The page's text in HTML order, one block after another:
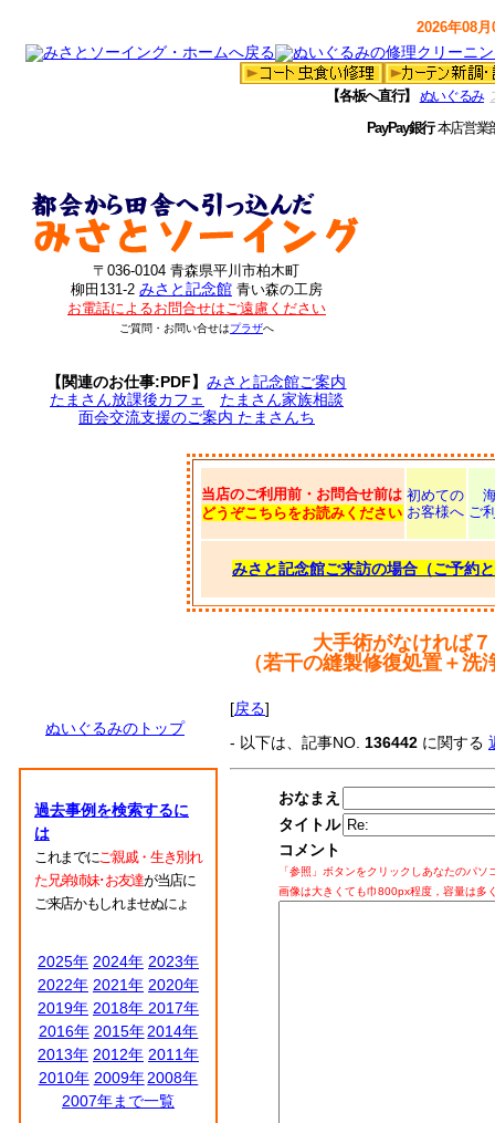
2026年08
【各板へ直行】 ぬいぐるみ
PayPay銀行本店営
〒036-0104 青森県平川市柏木町
柳田131-2 みさと記念館 青い森の工房
お電話によるお問合せはご遠慮ください
ご質問・お問い合せはプラザへ
【関連のお仕事:PDF】みさと記念館ご案内
たまさん放課後カフェ
たまさん家族相談
面会交流支援のご案内 たまさんち
当店のご利用前・お問合せ前は
どうぞこちらをお読みください
初めての
お客様へ ご
みさと記念館ご来訪の場合（ご予約
大手術がなければ
（若干の縫製修復処置＋
ぬいぐるみのトップ
過去事例を検索するに
は
これまでにご親戚・生き別れ
た兄弟姉妹･お友達が当店に
ご来店かもしれませぬにょ
2025年 2024年 2023年
2022年 2021年 2020年
2019年 2018年 2017年
2016年 2015年 2014年
2013年 2012年 2011年
2010年 2009年 2008年
2007年まで一覧
[戻る]
- 以下は、記事NO. 136442 に関する
おなまえ
タイトル
コメント
「参照」ボタンをクリックしあなたのパ
画像は大きくても巾800px程度，容量は多